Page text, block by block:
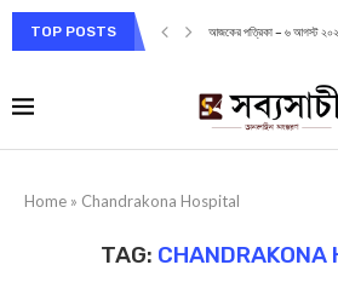
TOP POSTS আজকের পত্রিকা – ৬ আগস্ট
Home » Chandrakona Hospital
TAG: CHANDRAKONA